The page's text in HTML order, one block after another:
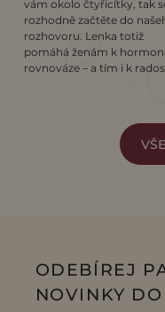
vám okolo čtyřicítky, tak
rozhodně začtěte do
rozhovoru. Lenka totiž
pomáhá ženám k
rovnováze – a tím i k
ODEBÍREJ
NOVINKY